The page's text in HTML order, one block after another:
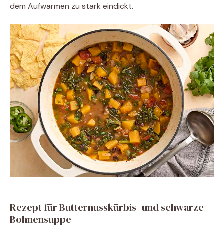
dem Aufwärmen zu stark eindickt.
Rezept für Butternusskürbis- und schwarze
Bohnensuppe